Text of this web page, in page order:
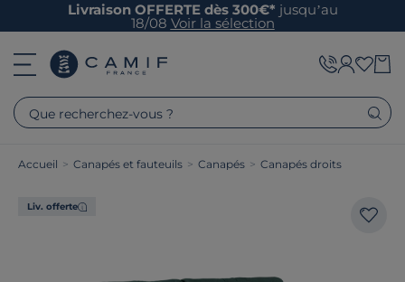
Livraison OFFERTE dès 300€* jusqu’au
18/08 Voir la sélection
Que recherchez-vous ?
Accueil > Canapés et fauteuils > Canapés > Canapés droits
Liv. offerte